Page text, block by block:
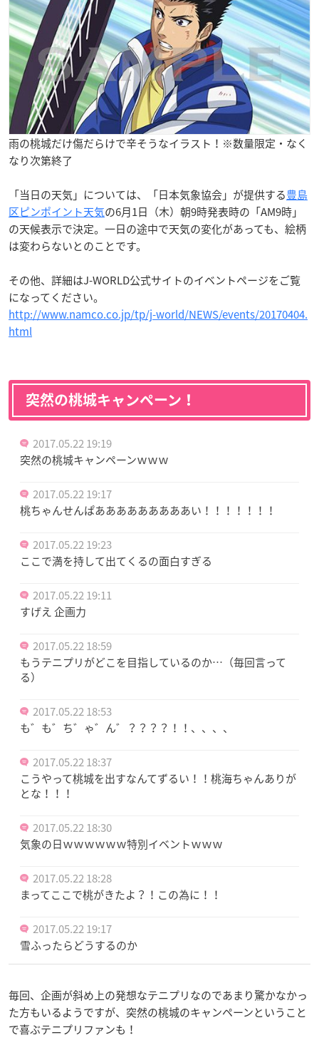
雨の桃城だけ傷だらけで辛そうなイラスト！※数量限定・なく
なり次第終了
「当日の天気」については、「日本気象協会」が提供する豊島
区ピンポイント天気の6月1日（木）朝9時発表時の「AM9時」
の天候表示で決定。一日の途中で天気の変化があっても、絵柄
は変わらないとのことです。
その他、詳細はJ-WORLD公式サイトのイベントページをご覧
になってください。
http://www.namco.co.jp/tp/j-world/NEWS/events/20170404.
html
突然の桃城キャンペーン！
2017.05.22 19:19
突然の桃城キャンペーンｗｗｗ
2017.05.22 19:17
桃ちゃんせんぱあああああああああい！！！！！！！
2017.05.22 19:23
ここで満を持して出てくるの面白すぎる
2017.05.22 19:11
すげえ 企画力
2017.05.22 18:59
もうテニプリがどこを目指しているのか…（毎回言って
る）
2017.05.22 18:53
も゛も゛ち゛ゃ゛ん゛？？？？！！、、、、
2017.05.22 18:37
こうやって桃城を出すなんてずるい！！桃海ちゃんありが
とな！！！
2017.05.22 18:30
気象の日ｗｗｗｗｗｗ特別イベントｗｗｗ
2017.05.22 18:28
まってここで桃がきたよ？！この為に！！
2017.05.22 19:17
雪ふったらどうするのか
毎回、企画が斜め上の発想なテニプリなのであまり驚かなかっ
た方もいるようですが、突然の桃城のキャンペーンということ
で喜ぶテニプリファンも！